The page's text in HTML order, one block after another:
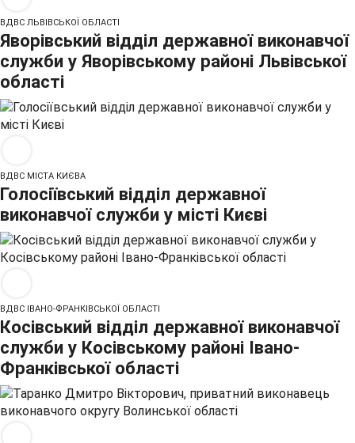
ВДВС ЛЬВІВСЬКОЇ ОБЛАСТІ
Яворівський відділ державної виконавчої
служби у Яворівському районі Львівської
області
ВДВС МІСТА КИЄВА
Голосіївський відділ державної
виконавчої служби у місті Києві
ВДВС ІВАНО-ФРАНКІВСЬКОЇ ОБЛАСТІ
Косівський відділ державної виконавчої
служби у Косівському районі Івано-
Франківської області